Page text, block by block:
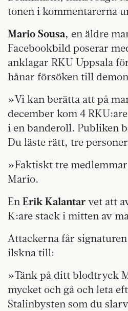
tonen i kommentarerna
Mario Sousa, en äldre
Facebookbild poserar
anklagar RKU Uppsala
hånar försöken till
»Vi kan berätta att på
december kom 4
i en banderoll. Publiken
Du läste rätt, tre
»Faktiskt tre
Mario.
EnErik Kalantar vet att
K:are stack i mitten av
Attackerna får signaturen
ilskna till:
»Tänk på ditt blodtryck
mycket och gå och leta
Stalinbysten som du